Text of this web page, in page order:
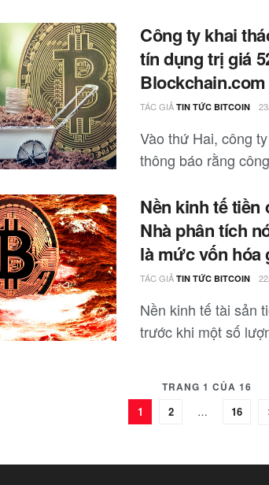
Công ty khai
tín dụng trị giá
Blockchain.com
TÁC GIẢ TIN TỨC BITCOIN
Vào thứ Hai, công
thông báo rằng
Nền kinh tế
Nhà phân tích
là mức vốn hóa
TÁC GIẢ TIN TỨC BITCOIN
Nền kinh tế tài sản
trước khi một số
TRANG 1 CỦA 16
1 2 … 16